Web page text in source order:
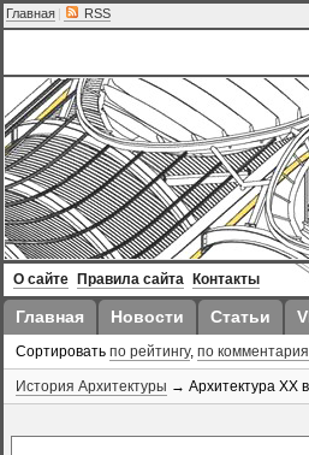
Главная | RSS
О сайте Правила сайта Контакты
Главная Новости Статьи
Сортировать по рейтингу, по
История Архитектуры → Архитектура XX